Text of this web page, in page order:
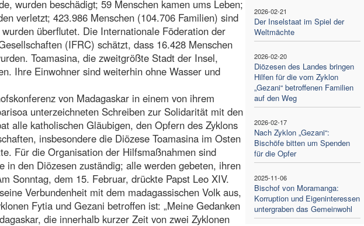
2026-02-21
Der Inselstaat im Spiel der
Weltmächte
2026-02-20
Diözesen des Landes bringen
Hilfen für die vom Zyklon
„Gezani“ betroffenen Familien
auf den Weg
2026-02-17
Nach Zyklon „Gezani“:
Bischöfe bitten um Spenden
für die Opfer
2025-11-06
Bischof von Moramanga:
Korruption und Eigeninteressen
untergraben das Gemeinwohl
wurden beschädigt; 59 Menschen kamen ums Leben;
verletzt; 423.986 Menschen (104.706 Familien) sind
überflutet. Die Internationale Föderation der
(IFRC) schätzt, dass 16.428 Menschen
Toamasina, die zweitgrößte Stadt der Insel,
Ihre Einwohner sind weiterhin ohne Wasser und
von Madagaskar in einem von ihrem
unterzeichneten Schreiben zur Solidarität mit den
alle katholischen Gläubigen, den Opfern des Zyklons
insbesondere die Diözese Toamasina im Osten
Für die Organisation der Hilfsmaßnahmen sind
in den Diözesen zuständig; alle werden gebeten, ihren
Sonntag, dem 15. Februar, drückte Papst Leo XIV.
Verbundenheit mit dem madagassischen Volk aus,
Fytia und Gezani betroffen ist: „Meine Gedanken
die innerhalb kurzer Zeit von zwei Zyklonen